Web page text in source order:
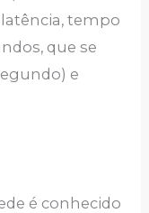
tempo
que se
e
é conhecido